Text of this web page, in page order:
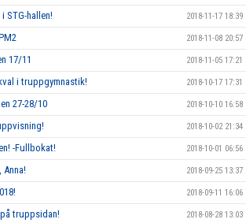
STG-hallen! 2018-11-17 18:39
2018-11-08 20:57
17/11 2018-11-05 17:21
i truppgymnastik! 2018-10-17 17:31
27-28/10 2018-10-10 16:58
2018-10-02 21:34
-Fullbokat! 2018-10-01 06:56
2018-09-25 13:37
2018-09-11 16:06
truppsidan! 2018-08-28 13:03